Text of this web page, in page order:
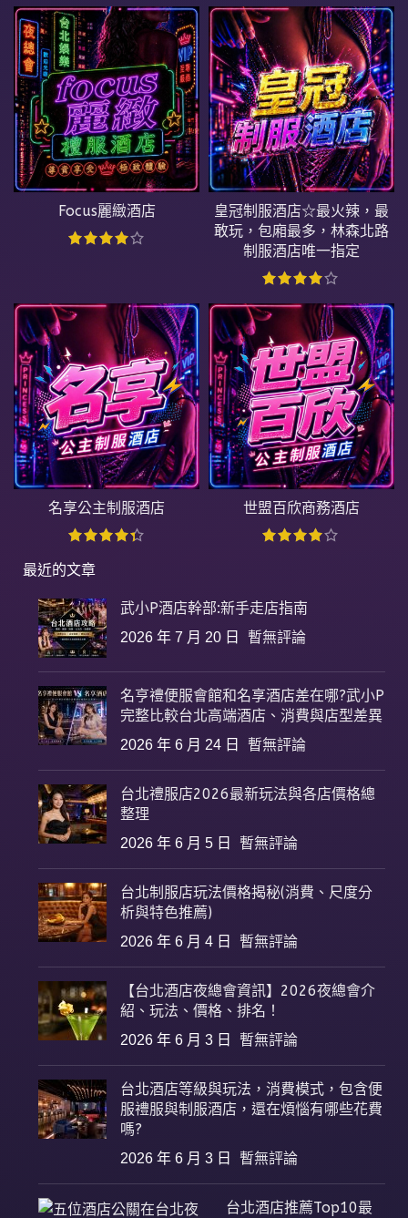
Focus麗緻酒店
皇冠制服酒店☆最火辣，最
敢玩，包廂最多，林森北路
制服酒店唯一指定
名享公主制服酒店 世盟百欣商務酒店
最近的文章
武小P酒店幹部:新手走店指南
2026 年 7 月 20 日 暫無評論
名亨禮便服會館和名享酒店差在哪?武小P
完整比較台北高端酒店、消費與店型差異
2026 年 6 月 24 日 暫無評論
台北禮服店2026最新玩法與各店價格總
整理
2026 年 6 月 5 日 暫無評論
台北制服店玩法價格揭秘(消費、尺度分
析與特色推薦)
2026 年 6 月 4 日 暫無評論
【台北酒店夜總會資訊】2026夜總會介
紹、玩法、價格、排名！
2026 年 6 月 3 日 暫無評論
台北酒店等級與玩法，消費模式，包含便
服禮服與制服酒店，還在煩惱有哪些花費
嗎?
2026 年 6 月 3 日 暫無評論
台北酒店推薦Top10最